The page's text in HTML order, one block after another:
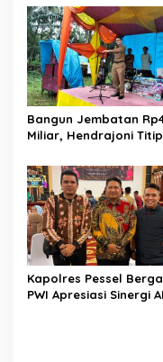
Gaungkan Semangat
Lingkungan
Bangun Jembatan
Miliar, Hendrajoni Titip
Tebang Hutan
Sembarangan
Kapolres Pessel
PWI Apresiasi Sinergi